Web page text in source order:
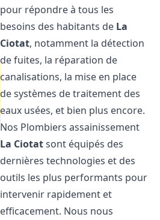
pour répondre à tous les
besoins des habitants de La
Ciotat, notamment la détection
de fuites, la réparation de
canalisations, la mise en place
de systèmes de traitement des
eaux usées, et bien plus encore.
Nos Plombiers assainissement
La Ciotatsont équipés des
dernières technologies et des
outils les plus performants pour
intervenir rapidement et
efficacement. Nous nous